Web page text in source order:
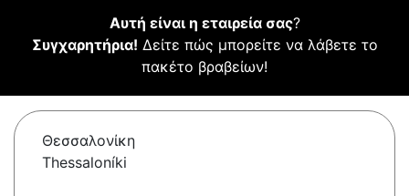
Αυτή είναι η εταιρεία σας?
Συγχαρητήρια! Δείτε πώς μπορείτε να λάβετε το
πακέτο βραβείων!
Θεσσαλονίκη
Thessaloníki